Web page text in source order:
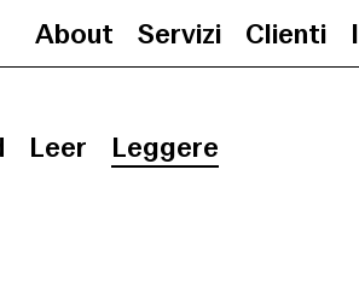
About Servizi Clienti
Leer Leggere